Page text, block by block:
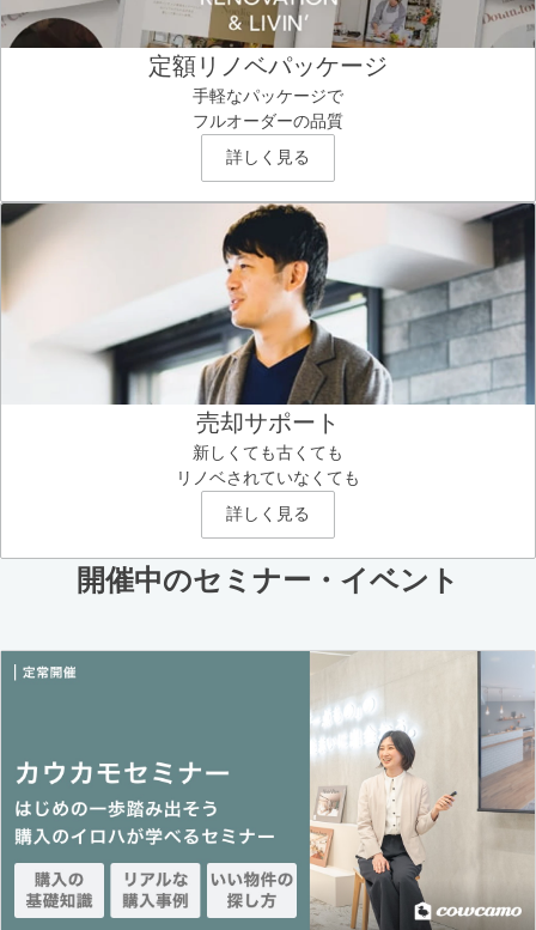
定額リノベパッケージ
手軽なパッケージで
フルオーダーの品質
詳しく見る
売却サポート
新しくても古くても
リノベされていなくても
詳しく見る
開催中のセミナー・イベント